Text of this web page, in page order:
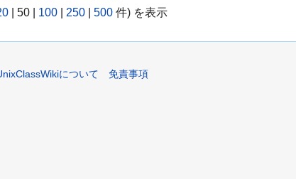
|50 100 250 |500 件) を表示
について 免責事項